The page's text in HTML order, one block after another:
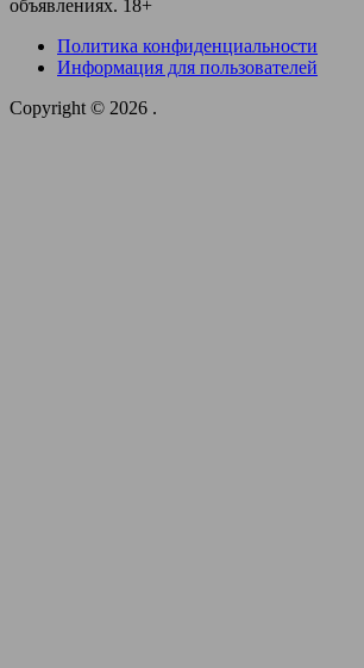
объявлениях. 18+
Политика конфиденциальности
Информация для пользователей
Copyright © 2026 .